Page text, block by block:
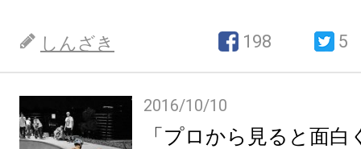
しんざき 198 5
2016/10/10
「プロから見ると面